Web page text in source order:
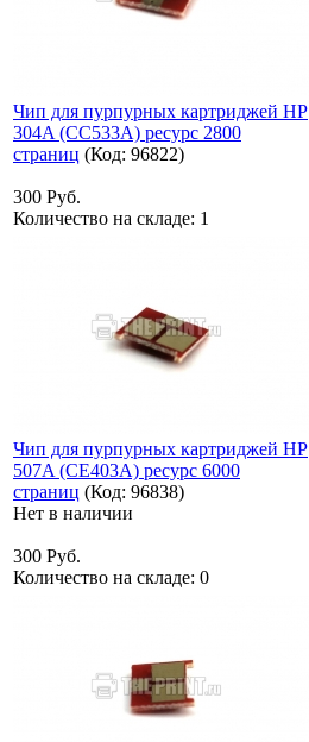
Чип для пурпурных картриджей HP
304A (CC533A) ресурс 2800
страниц (Код: 96822)
300 Руб.
Количество на складе: 1
Чип для пурпурных картриджей HP
507A (CE403A) ресурс 6000
страниц (Код: 96838)
Нет в наличии
300 Руб.
Количество на складе: 0